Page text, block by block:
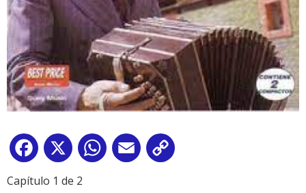
Facebook
X WhatsApp
Email
Capítulo 1 de 2